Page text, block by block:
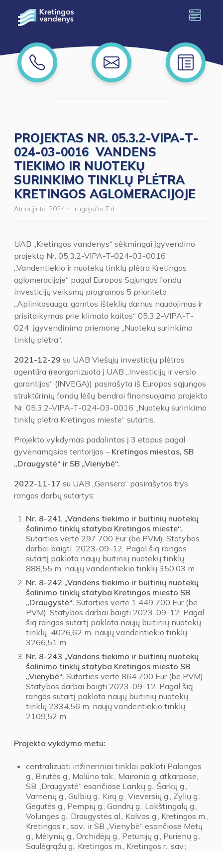
PROJEKTAS NR. 05.3.2-VIPA-T-
024-03-0016 VANDENS
TIEKIMO IR NUOTEKŲ
SURINKIMO TINKLŲ PLĖTRA
KRETINGOS AGLOMERACIJOJE
Atnaujinta: 2024 m. rugpjūčio 7 d.
UAB „Kretingos vandenys“ sėkmingai įgyvendino
projektą Nr. 05.3.2-VIPA-T-024-03-0016
„Vandentiekio ir nuotekų tinklų plėtra Kretingos
aglomeracijoje“ pagal Europos Sąjungos fondų
investicijų veiksmų programos 5 prioriteto
,,Aplinkosauga, gamtos išteklių darnus naudojimas ir
prisitaikymas prie klimato kaitos“ 05.3.2-VIPA-T-
024 įgyvendinimo priemonę ,,Nuotekų surinkimo
tinklų plėtra“.
2021-12-29 su UAB Viešųjų investicijų plėtros
agentūra (reorganizuota į UAB „Investicijų ir verslo
garantijos“ (INVEGA)) pasirašyta iš Europos sąjungos
struktūrinių fondų lėšų bendrai finansuojamo projekto
Nr. 05.3.2-VIPA-T-024-03-0016 „Nuotekų surinkimo
tinklų plėtra Kretingos mieste“ sutartis.
Projekto vykdymas padalintas į 3 etapus pagal
gyvenamąsias teritorijas – Kretingos miestas, SB
„Draugystė“ ir SB „Vienybė“.
2022-11-17 su UAB „Gensera“ pasirašytos trys
rangos darbų sutartys:
Nr. 8-241 „Vandens tiekimo ir buitinių nuotekų
šalinimo tinklų statyba Kretingos mieste“.
Sutarties vertė 297 700 Eur (be PVM). Statybos
darbai baigti 2023-09-12. Pagal šią rangos
sutartį paklota naujų buitinių nuotekų tinklų
888,55 m, naujų vandentiekio tinklų 350,03 m.
Nr. 8-242 „Vandens tiekimo ir buitinių nuotekų
šalinimo tinklų statyba Kretingos miesto SB
„Draugystė“. Sutarties vertė 1 449 700 Eur (be
PVM). Statybos darbai baigti 2023-09-12. Pagal
šią rangos sutartį paklota naujų buitinių nuotekų
tinklų 4026,62 m, naujų vandentiekio tinklų
3266,51 m.
Nr. 8-243 „Vandens tiekimo ir buitinių nuotekų
šalinimo tinklų statyba Kretingos miesto SB
„Vienybė“. Sutarties vertė 864 700 Eur (be PVM).
Statybos darbai baigti 2023-09-12. Pagal šią
rangos sutartį paklota naujų buitinių nuotekų
tinklų 2334,56 m, naujų vandentiekio tinklų
2109,52 m.
Projekto vykdymo metu:
centralizuoti inžineriniai tinklai pakloti Palangos
g., Birutės g., Malūno tak., Maironio g. atkarpose,
SB „Draugystė“ esančiose Lankų g., Šarkų g.,
Varnėnų g., Gulbių g., Kirų g., Vieversių g., Zylių g.,
Gegutės g., Pempių g., Gandrų g., Lakštingalų g.,
Volungės g., Draugystės al., Kalvos g., Kretingos m.,
Kretingos r., sav., ir SB „Vienybė“ esančiose Mėtų
g., Mėlynių g., Orchidėjų g., Petunijų g., Purienų g.,
Saulėgrąžų g., Kretingos m., Kretingos r., sav.;